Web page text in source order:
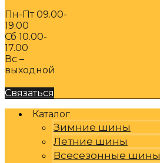
Пн-Пт 09.00-
19.00
Сб 10.00-
17.00
Вс –
выходной
Связаться
Каталог
Зимние шины
Летние шины
Всесезонные шины